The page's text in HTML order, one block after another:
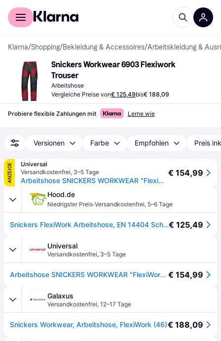
Für Shopper
Klarna/Shopping/Bekleidung & Accessoires/Arbeitskleidung &
Snickers Workwear 6903 Flexiwork
Trouser
Arbeitshose
Vergleiche Preise von€ 125,49bis€ 188,09
Probiere flexible Zahlungen mit Lerne wie
Versionen Farbe Empfohlen Preis
ANZEIGE
Universal
Versandkostenfrei, 3–5 Tage
Arbeitshose SNICKERS WORKWEAR "FlexiWork", Herren, Gr. 54, Einheitsgröße, blau (marine), Obermaterial: 88% Polyamid PA. 12% Elasthan EL., Hosen Arbeitshose
€ 154,99
Hood.de
Niedrigster Preis·Versandkostenfrei, 5–6 Tage
Snickers FlexiWork Arbeitshose, EN 14404 Schwarz€ 125,49
Universal
Versandkostenfrei, 3–5 Tage
Arbeitshose SNICKERS WORKWEAR "FlexiWork", Herren, Gr. 54, Einheitsgröße, blau (marine), Obermaterial: 88% Polyamid PA. 12% Elasthan EL., Hosen Arbeitshose € 154,99
Galaxus
Versandkostenfrei, 12–17 Tage
Snickers Workwear, Arbeitshose, FlexiWork (46)€ 188,09